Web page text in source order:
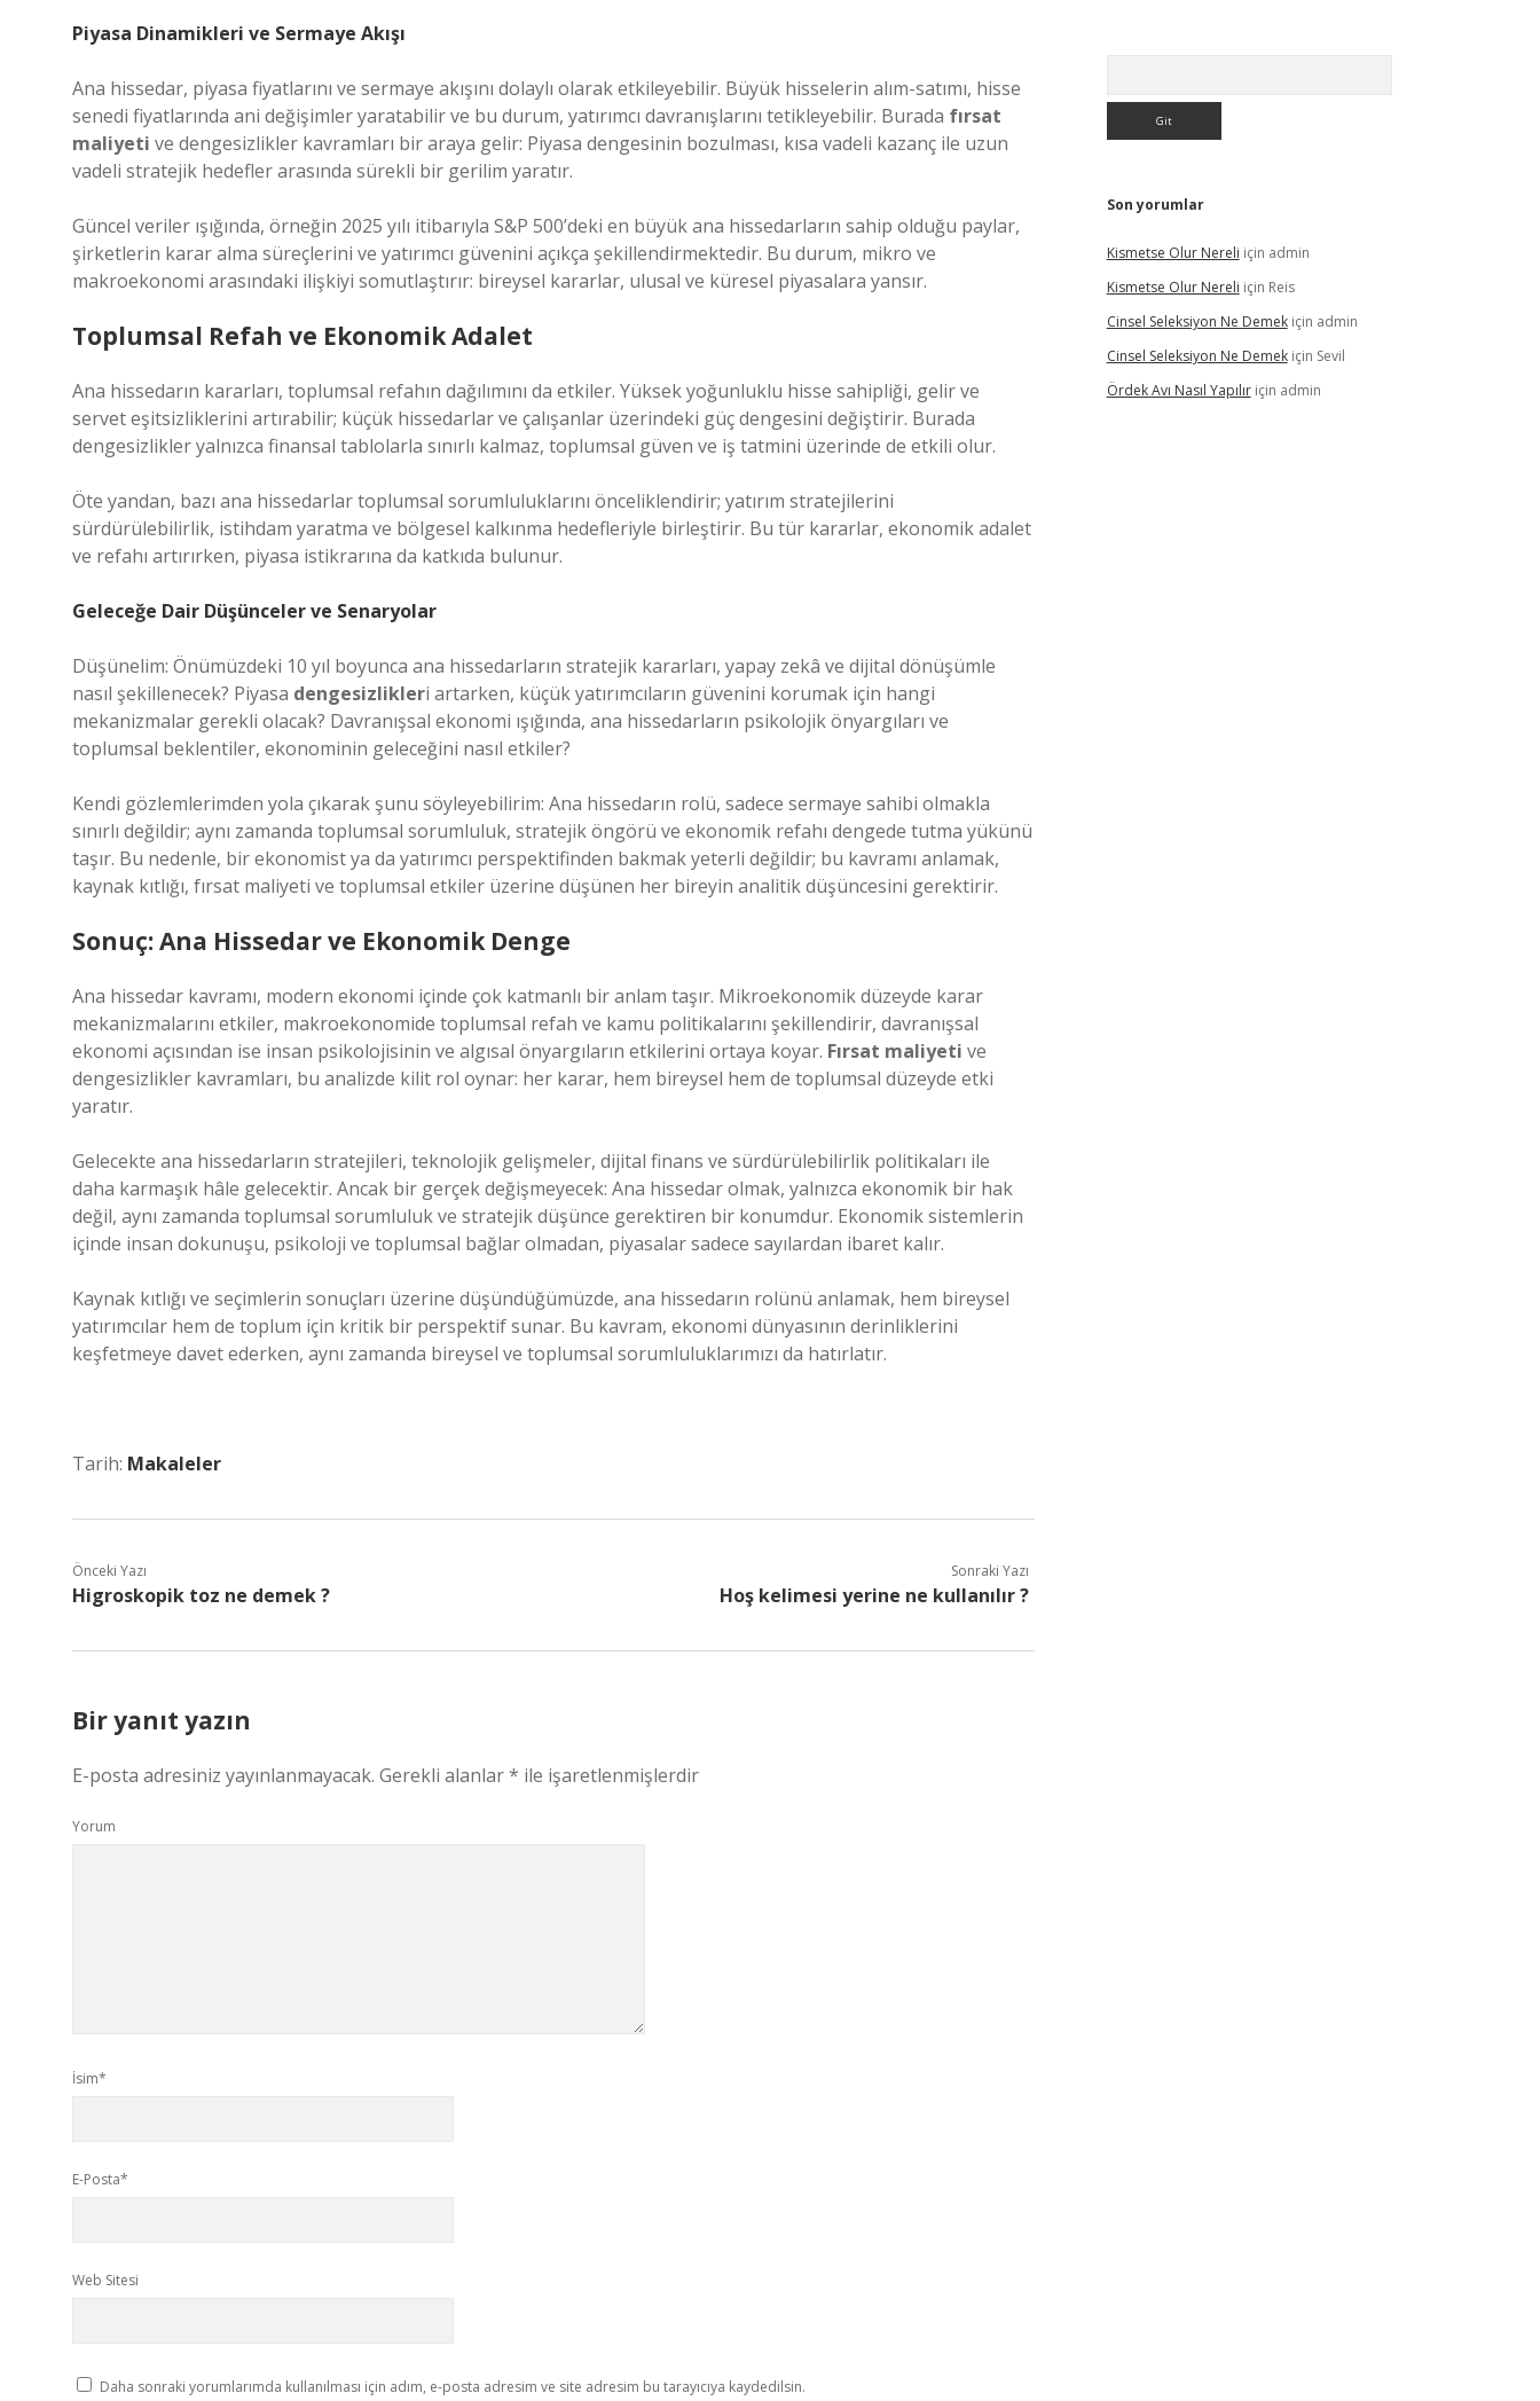
Piyasa Dinamikleri ve Sermaye Akışı
Ana hissedar, piyasa fiyatlarını ve sermaye akışını dolaylı olarak etkileyebilir. Büyük hisselerin alım-satımı, hisse
senedi fiyatlarında ani değişimler yaratabilir ve bu durum, yatırımcı davranışlarını tetikleyebilir. Burada fırsat
maliyeti ve dengesizlikler kavramları bir araya gelir: Piyasa dengesinin bozulması, kısa vadeli kazanç ile uzun
vadeli stratejik hedefler arasında sürekli bir gerilim yaratır.
Güncel veriler ışığında, örneğin 2025 yılı itibarıyla S&P 500’deki en büyük ana hissedarların sahip olduğu paylar,
şirketlerin karar alma süreçlerini ve yatırımcı güvenini açıkça şekillendirmektedir. Bu durum, mikro ve
makroekonomi arasındaki ilişkiyi somutlaştırır: bireysel kararlar, ulusal ve küresel piyasalara yansır.
Toplumsal Refah ve Ekonomik Adalet
Ana hissedarın kararları, toplumsal refahın dağılımını da etkiler. Yüksek yoğunluklu hisse sahipliği, gelir ve
servet eşitsizliklerini artırabilir; küçük hissedarlar ve çalışanlar üzerindeki güç dengesini değiştirir. Burada
dengesizlikleryalnızca finansal tablolarla sınırlı kalmaz, toplumsal güven ve iş tatmini üzerinde de etkili olur.
Öte yandan, bazı ana hissedarlar toplumsal sorumluluklarını önceliklendirir; yatırım stratejilerini
sürdürülebilirlik, istihdam yaratma ve bölgesel kalkınma hedefleriyle birleştirir. Bu tür kararlar, ekonomik adalet
ve refahı artırırken, piyasa istikrarına da katkıda bulunur.
Geleceğe Dair Düşünceler ve Senaryolar
Düşünelim: Önümüzdeki 10 yıl boyunca ana hissedarların stratejik kararları, yapay zekâ ve dijital dönüşümle
nasıl şekillenecek? Piyasa dengesizlikleri artarken, küçük yatırımcıların güvenini korumak için hangi
mekanizmalar gerekli olacak? Davranışsal ekonomi ışığında, ana hissedarların psikolojik önyargıları ve
toplumsal beklentiler, ekonominin geleceğini nasıl etkiler?
Kendi gözlemlerimden yola çıkarak şunu söyleyebilirim: Ana hissedarın rolü, sadece sermaye sahibi olmakla
sınırlı değildir; aynı zamanda toplumsal sorumluluk, stratejik öngörü ve ekonomik refahı dengede tutma yükünü
taşır. Bu nedenle, bir ekonomist ya da yatırımcı perspektifinden bakmak yeterli değildir; bu kavramı anlamak,
kaynak kıtlığı, fırsat maliyeti ve toplumsal etkiler üzerine düşünen her bireyin analitik düşüncesini gerektirir.
Sonuç: Ana Hissedar ve Ekonomik Denge
Ana hissedar kavramı, modern ekonomi içinde çok katmanlı bir anlam taşır. Mikroekonomik düzeyde karar
mekanizmalarını etkiler, makroekonomide toplumsal refah ve kamu politikalarını şekillendirir, davranışsal
ekonomi açısından ise insan psikolojisinin ve algısal önyargıların etkilerini ortaya koyar. Fırsat maliyeti ve
dengesizlikler kavramları, bu analizde kilit rol oynar: her karar, hem bireysel hem de toplumsal düzeyde etki
yaratır.
Gelecekte ana hissedarların stratejileri, teknolojik gelişmeler, dijital finans ve sürdürülebilirlik politikaları ile
daha karmaşık hâle gelecektir. Ancak bir gerçek değişmeyecek: Ana hissedar olmak, yalnızca ekonomik bir hak
değil, aynı zamanda toplumsal sorumluluk ve stratejik düşünce gerektiren bir konumdur. Ekonomik sistemlerin
içinde insan dokunuşu, psikoloji ve toplumsal bağlar olmadan, piyasalar sadece sayılardan ibaret kalır.
Kaynak kıtlığı ve seçimlerin sonuçları üzerine düşündüğümüzde, ana hissedarın rolünü anlamak, hem bireysel
yatırımcılar hem de toplum için kritik bir perspektif sunar. Bu kavram, ekonomi dünyasının derinliklerini
keşfetmeye davet ederken, aynı zamanda bireysel ve toplumsal sorumluluklarımızı da hatırlatır.
Tarih: Makaleler
Önceki Yazı
Higroskopik toz ne demek ?
Sonraki Yazı
Hoş kelimesi yerine ne kullanılır ?
Bir yanıt yazın
E-posta adresiniz yayınlanmayacak. Gerekli alanlar* ile işaretlenmişlerdir
Yorum
İsim*
E-Posta*
Web Sitesi
Daha sonraki yorumlarımda kullanılması için adım, e-posta adresim ve site adresim bu tarayıcıya kaydedilsin.
Son yorumlar
Kismetse Olur Nereli için admin
Kismetse Olur Nereli için Reis
Cinsel Seleksiyon Ne Demekiçin admin
Cinsel Seleksiyon Ne Demekiçin Sevil
Ördek Avı Nasıl Yapılıriçin admin